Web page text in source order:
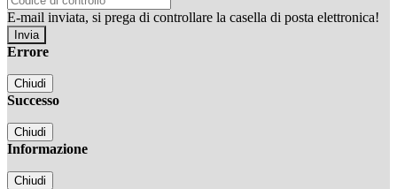
E-mail inviata, si prega di controllare la casella di posta elettronica!
Errore
Chiudi
Successo
Chiudi
Informazione
Chiudi